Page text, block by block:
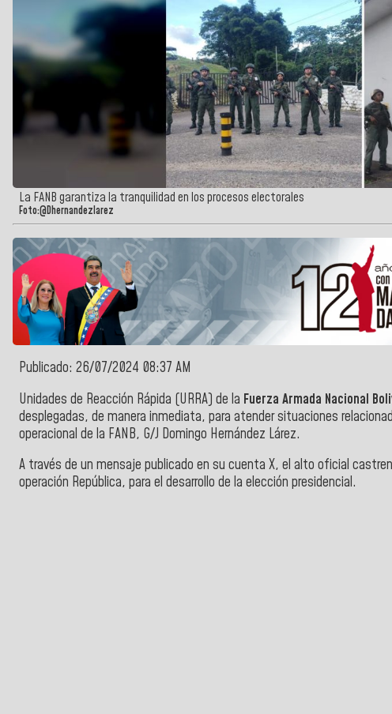
La FANB garantiza la tranquilidad en los procesos electorales
Foto:@Dhernandezlarez
Publicado: 26/07/2024 08:37 AM
Unidades de Reacción Rápida (URRA) de la Fuerza Armada Nacional
desplegadas, de manera inmediata, para atender situaciones
operacional de la FANB, G/J Domingo Hernández Lárez.
A través de un mensaje publicado en su cuenta X, el alto oficial
operación República, para el desarrollo de la elección presidencial.